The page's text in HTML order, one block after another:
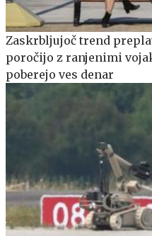
Zaskrbljujoč trend
poročijo z ranjenimi
poberejo ves denar